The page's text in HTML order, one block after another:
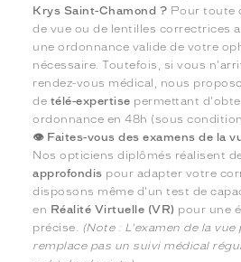
Krys Saint-Chamond ? Pour toute
de vue ou de lentilles correctrices
une ordonnance valide de votre
nécessaire. Toutefois, si vous
rendez-vous médical, nous
de télé-expertise permettant
ordonnance en 48h (sous
👁️ Faites-vous des examens de la
Nos opticiens diplômés réalisent
approfondis pour adapter votre
disposons même d'un test de
en Réalité Virtuelle (VR) pour une
précise.
(Note : L'examen de la
remplace pas un suivi médical